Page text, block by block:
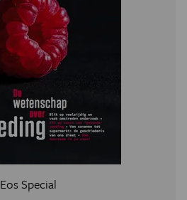
Eos Special